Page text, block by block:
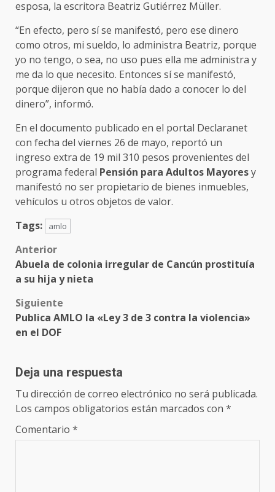
esposa, la escritora Beatriz Gutiérrez Müller.
“En efecto, pero sí se manifestó, pero ese dinero
como otros, mi sueldo, lo administra Beatriz, porque
yo no tengo, o sea, no uso pues ella me administra y
me da lo que necesito. Entonces sí se manifestó,
porque dijeron que no había dado a conocer lo del
dinero”, informó.
En el documento publicado en el portal Declaranet
con fecha del viernes 26 de mayo, reportó un
ingreso extra de 19 mil 310 pesos provenientes del
programa federal Pensión para Adultos Mayoresy
manifestó no ser propietario de bienes inmuebles,
vehículos u otros objetos de valor.
Tags:
amlo
Post
navigation
Anterior
Abuela de colonia irregular de Cancún prostituía
a su hija y nieta
Siguiente
Publica AMLO la «Ley 3 de 3 contra la violencia»
en el DOF
Deja una respuesta
Tu dirección de correo electrónico no será publicada.
Los campos obligatorios están marcados con *
Comentario *